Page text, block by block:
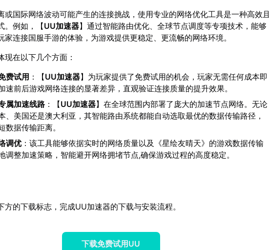
或国际网络波动可能产生的连接挑战，使用专业的网络优化工具是一种高效且
。例如，【UU加速器】通过智能路由优化、全球节点调度等专项技术，能够
家连接国服手游的体验，为游戏提供更稳定、更流畅的网络环境。
现在以下几个方面：
费试用 ：【UU加速器】为玩家提供了免费试用的机会，玩家无需任何成本即
速前后游戏网络连接的显著差异，直观验证连接质量的提升效果。
属加速线路 ：【UU加速器】在全球范围内部署了庞大的加速节点网络。无论
、美国还是澳大利亚，其智能路由系统都能自动选取最优的数据传输路径，
数据传输距离。
调优：该工具能够依据实时的网络质量以及《星绘友晴天》的游戏数据传输
调整加速策略，智能避开网络拥堵节点,确保游戏过程的高度稳定。
方的下载标志，完成UU加速器的下载与安装流程。
下载免费试用UU